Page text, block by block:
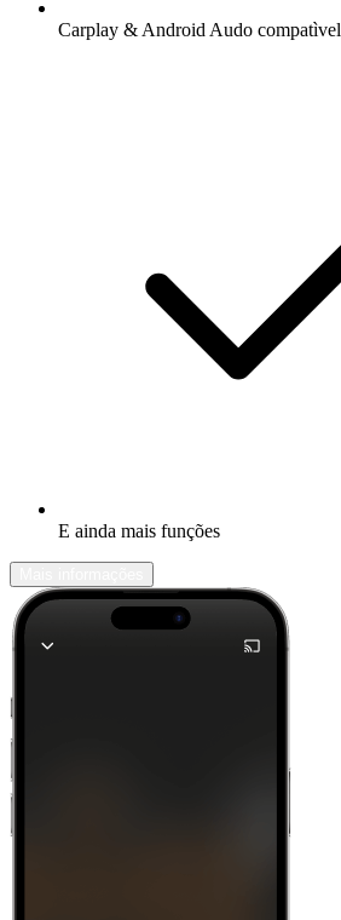
Carplay & Android Audo compatìvel
E ainda mais funções